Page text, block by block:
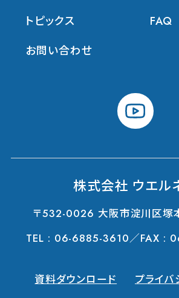
トピックス
FAQ
お問い合わせ
youtube
株式会社 ウエル
〒532-0026 大阪市淀川区塚
TEL : 06-6885-3610／FAX :
資料ダウンロード プライバ